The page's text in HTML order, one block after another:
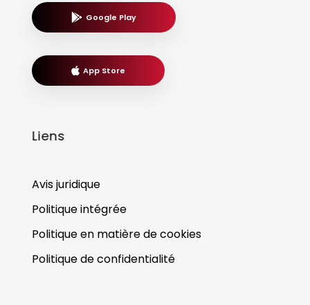
Google Play
App Store
Liens
Avis juridique
Politique intégrée
Politique en matière de cookies
Politique de confidentialité